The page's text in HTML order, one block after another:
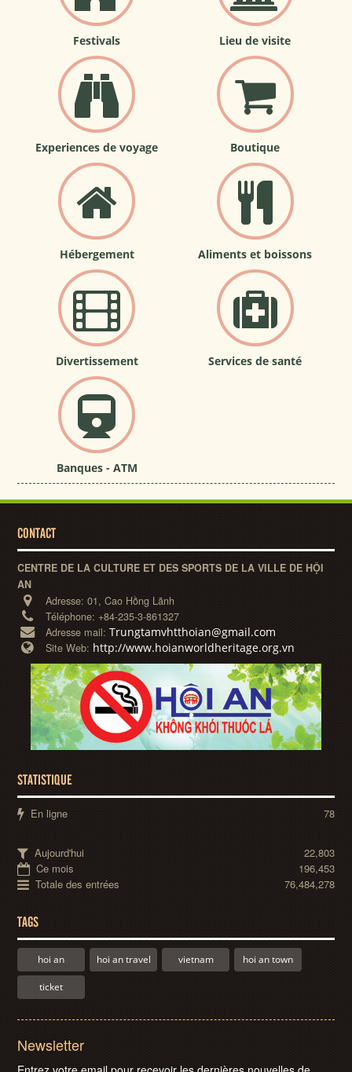
Festivals Lieu de visite
Experiences de voyage Boutique
Hébergement Aliments et boissons
Divertissement Services de santé
Banques - ATM
CONTACT
CENTRE DE LA CULTURE ET DES SPORTS DE LA VILLE DE HỘI
AN
Adresse:01, Cao Hồng Lãnh
Téléphone:+84-235-3-861327
Adresse mail:Trungtamvhtthoian@gmail.com
Site Web: http://www.hoianworldheritage.org.vn
STATISTIQUE
En ligne 78
Aujourd'hui
22,803
Ce mois
196,453
Totale des entrées
76,484,278
TAGS
hoi an hoi an travel vietnam hoi an town
ticket
Newsletter